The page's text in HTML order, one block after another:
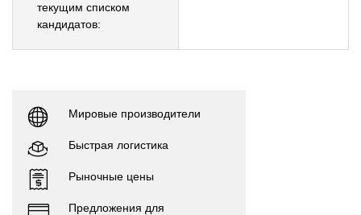
текущим списком
кандидатов:
Мировые производители
Быстрая логистика
Рыночные цены
Предложения для